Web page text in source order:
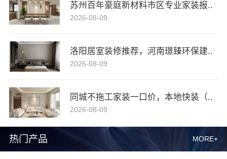
热门产品 MORE+
苏州百年豪庭新材料市区专业家装报..
2026-08-09
洛阳居室装修推荐，河南璟臻环保建..
2026-08-09
同城不拖工家装一口价，本地快装（..
2026-08-09